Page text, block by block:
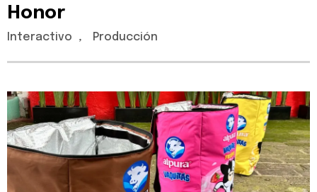
Honor
Interactivo , Producción